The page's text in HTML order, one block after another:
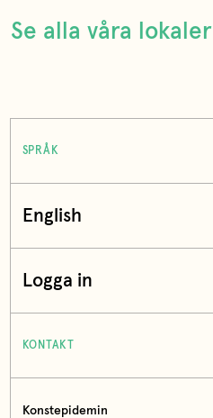
Se alla våra lokaler
SPRÅK
English
Logga in
KONTAKT
Konstepidemin